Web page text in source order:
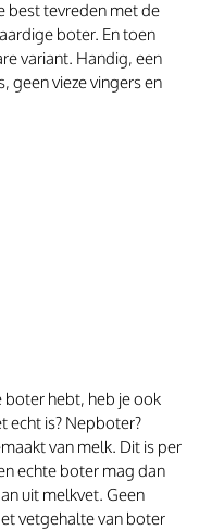
best tevreden met de
boter. En toen
variant. Handig, een
geen vieze vingers en
boter hebt, heb je ook
echt is? Nepboter?
van melk. Dit is per
echte boter mag dan
uit melkvet. Geen
vetgehalte van boter